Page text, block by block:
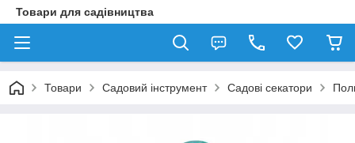
Товари для садівництва
Товари Садовий інструмент Садові секатори